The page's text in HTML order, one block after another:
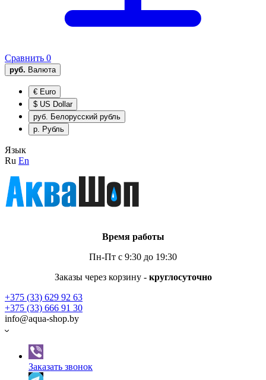
Сравнить 0
руб. Валюта
€ Euro
$ US Dollar
руб. Белорусский рубль
р. Рубль
Язык
Ru En
Время работы
Пн-Пт с 9:30 до 19:30
Заказы через корзину - круглосуточно
+375 (33) 629 92 63
+375 (33) 666 91 30
info@aqua-shop.by
Заказать звонок